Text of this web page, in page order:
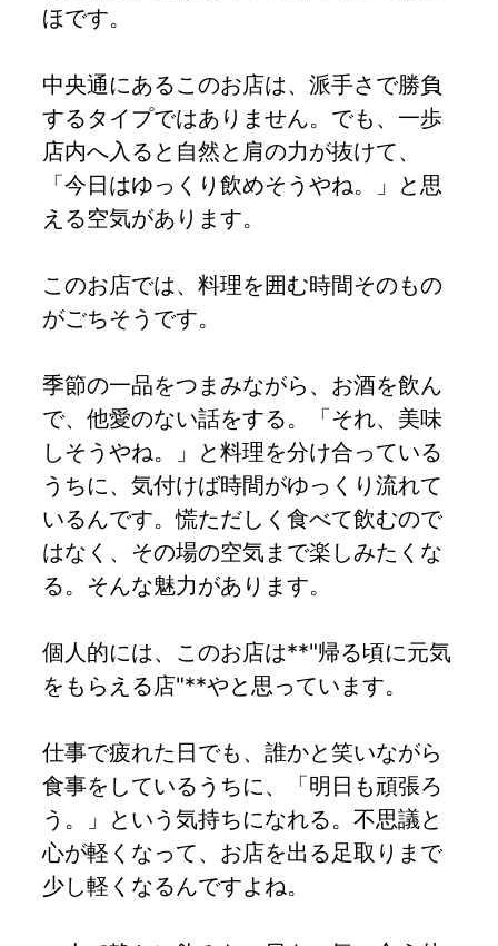
ほです。
中央通にあるこのお店は、派手さで勝負
するタイプではありません。でも、一歩
店内へ入ると自然と肩の力が抜けて、
「今日はゆっくり飲めそうやね。」と思
える空気があります。
このお店では、料理を囲む時間そのもの
がごちそうです。
季節の一品をつまみながら、お酒を飲ん
で、他愛のない話をする。「それ、美味
しそうやね。」と料理を分け合っている
うちに、気付けば時間がゆっくり流れて
いるんです。慌ただしく食べて飲むので
はなく、その場の空気まで楽しみたくな
る。そんな魅力があります。
個人的には、このお店は**"帰る頃に元気
をもらえる店"**やと思っています。
仕事で疲れた日でも、誰かと笑いながら
食事をしているうちに、「明日も頑張ろ
う。」という気持ちになれる。不思議と
心が軽くなって、お店を出る足取りまで
少し軽くなるんですよね。